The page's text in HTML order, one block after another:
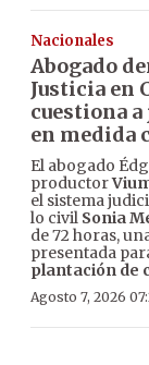
Nacionales
Abogado
Justicia en
cuestiona
en medida
El abogado
productor
el sistema
lo civil Sonia
de 72 horas,
presentada
plantación de
Agosto 7, 2026